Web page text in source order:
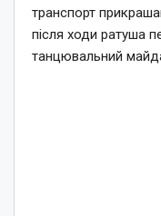
транспорт
після ходи ратуша
танцювальний